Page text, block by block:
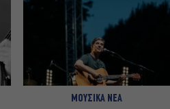
ΜΟΥΣΙΚΑ ΝΕΑ